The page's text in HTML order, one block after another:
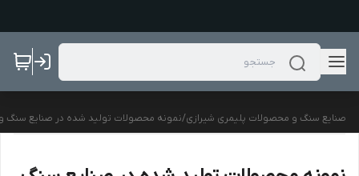
صنایع سنگ و محصولات پلیمری شیرازی/نمونه محصولات تولید شده در صنایع سنگ